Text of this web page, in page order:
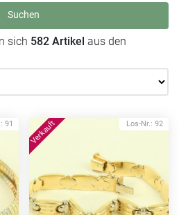
Suchen
sich 582 Artikel aus den
91 Los-Nr.: 92